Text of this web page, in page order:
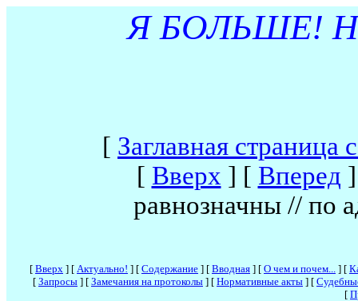
Я БОЛЬШЕ!
[ Заглавная
[ Вверх ] [ Вперед ]
равнозначны // по
[ Вверх ] [ Актуально! ] [ Содержание ] [ Вводная ] [ О чем и почем... ] [
[ Запросы ] [ Замечания на протоколы ] [ Нормативные акты ] [
[